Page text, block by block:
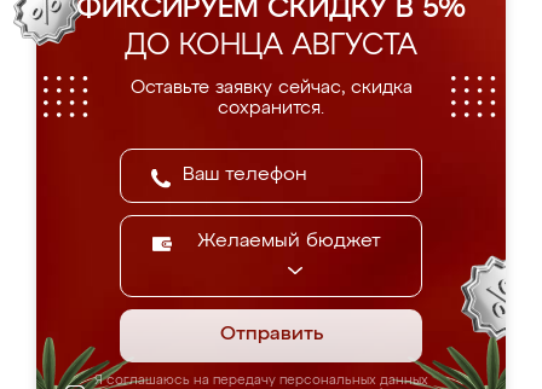
ФИКСИРУЕМ СКИДКУ В 5%
ДО КОНЦА АВГУСТА
Оставьте заявку сейчас, скидка
сохранится.
Желаемый бюджет
Отправить
Я соглашаюсь на передачу персональных данных